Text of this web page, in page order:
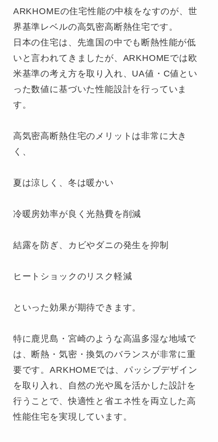
ARKHOMEの住宅性能の中核をなすのが、世
界基準レベルの高気密高断熱住宅です。
日本の住宅は、先進国の中でも断熱性能が低
いと言われてきましたが、ARKHOMEでは欧
米基準の考え方を取り入れ、UA値・C値とい
った数値に基づいた性能設計を行っていま
す。
高気密高断熱住宅のメリットは非常に大き
く、
夏は涼しく、冬は暖かい
冷暖房効率が良く光熱費を削減
結露を防ぎ、カビやダニの発生を抑制
ヒートショックのリスク軽減
といった効果が期待できます。
特に鹿児島・宮崎のような高温多湿な地域で
は、断熱・気密・換気のバランスが非常に重
要です。ARKHOMEでは、パッシブデザイン
を取り入れ、自然の光や風を活かした設計を
行うことで、快適性と省エネ性を両立した高
性能住宅を実現しています。